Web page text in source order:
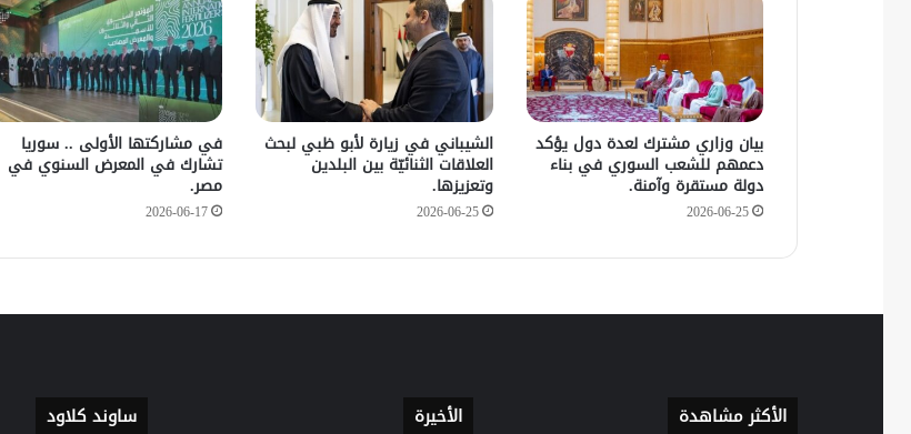
سليمان عبد الباقي مدير أمن السويداء
يكشف سبب انفجار مركبة على طريق
دمشق
في زيارته الأولى .. الرئيس الفرنسي
يصل إلى سوريا. بيان وزاري مشترك لعدة دول يؤكد
دعمهم للشعب السوري في بناء
دولة مستقرة وآمنة.
2026-06-25
الشيباني في زيارة لأبو ظبي لبحث
العلاقات الثنائيّة بين البلدين
وتعزيزها.
2026-06-25
في مشاركتها الأولى .. سوريا
تشارك في المعرض السنوي في
مصر.
2026-06-17
الأكثر مشاهدة الأخيرة ساوند كلاود